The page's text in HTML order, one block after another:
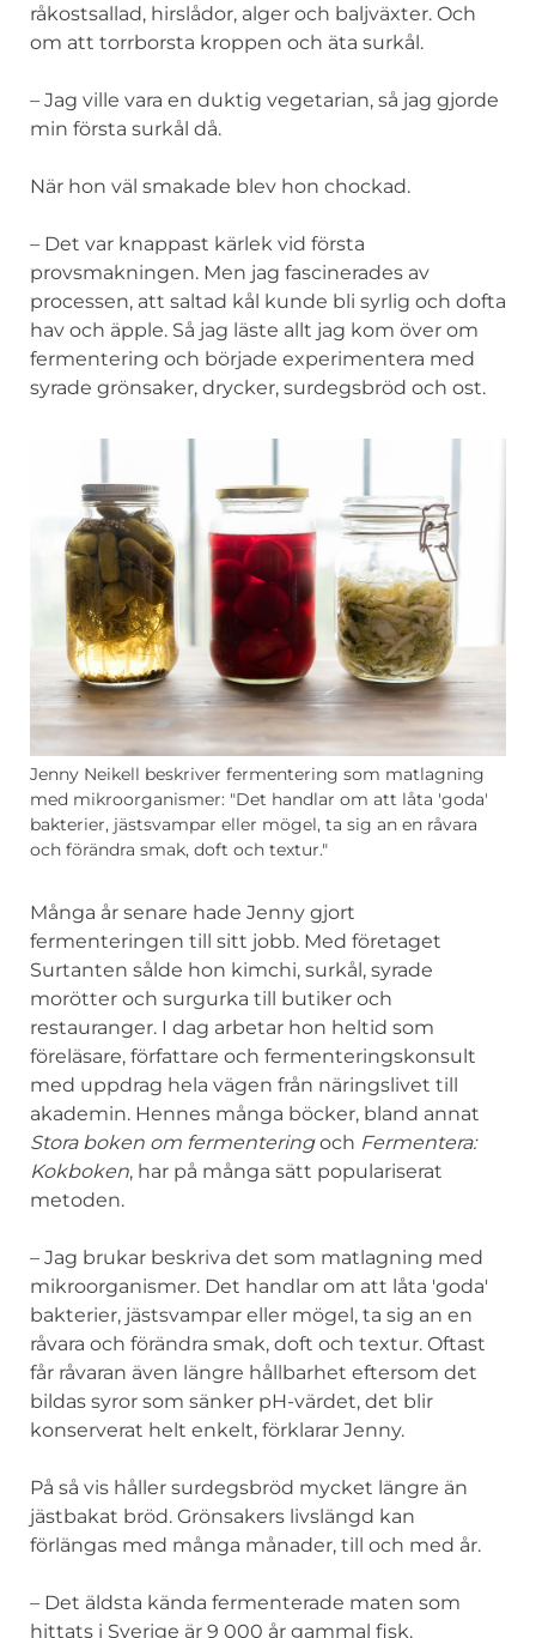
råkostsallad, hirslådor, alger och baljväxter. Och
om att torrborsta kroppen och äta surkål.
– Jag ville vara en duktig vegetarian, så jag gjorde
min första surkål då.
När hon väl smakade blev hon chockad.
– Det var knappast kärlek vid första
provsmakningen. Men jag fascinerades av
processen, att saltad kål kunde bli syrlig och dofta
hav och äpple. Så jag läste allt jag kom över om
fermentering och började experimentera med
syrade grönsaker, drycker, surdegsbröd och ost.
Jenny Neikell beskriver fermentering som matlagning
med mikroorganismer: "Det handlar om att låta 'goda'
bakterier, jästsvampar eller mögel, ta sig an en råvara
och förändra smak, doft och textur."
Många år senare hade Jenny gjort
fermenteringen till sitt jobb. Med företaget
Surtanten sålde hon kimchi, surkål, syrade
morötter och surgurka till butiker och
restauranger. I dag arbetar hon heltid som
föreläsare, författare och fermenteringskonsult
med uppdrag hela vägen från näringslivet till
akademin. Hennes många böcker, bland annat
Stora boken om fermenteringoch Fermentera:
Kokboken, har på många sätt populariserat
metoden.
– Jag brukar beskriva det som matlagning med
mikroorganismer. Det handlar om att låta 'goda'
bakterier, jästsvampar eller mögel, ta sig an en
råvara och förändra smak, doft och textur. Oftast
får råvaran även längre hållbarhet eftersom det
bildas syror som sänker pH-värdet, det blir
konserverat helt enkelt, förklarar Jenny.
På så vis håller surdegsbröd mycket längre än
jästbakat bröd. Grönsakers livslängd kan
förlängas med många månader, till och med år.
– Det äldsta kända fermenterade maten som
hittats i Sverige är 9 000 år gammal fisk.